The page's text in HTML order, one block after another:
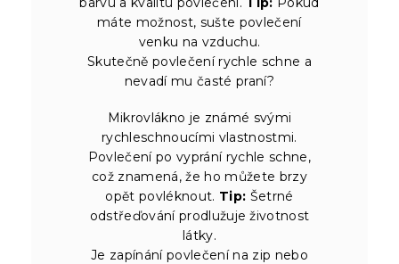
máte možnost, sušte povlečení
venku na vzduchu.
Skutečně povlečení rychle schne a
nevadí mu časté praní?
Mikrovlákno je známé svými
rychleschnoucími vlastnostmi.
Povlečení po vyprání rychle schne,
což znamená, že ho můžete brzy
opět povléknout. Tip: Šetrné
odstřeďování prodlužuje životnost
látky.
Je zapínání povlečení na zip nebo